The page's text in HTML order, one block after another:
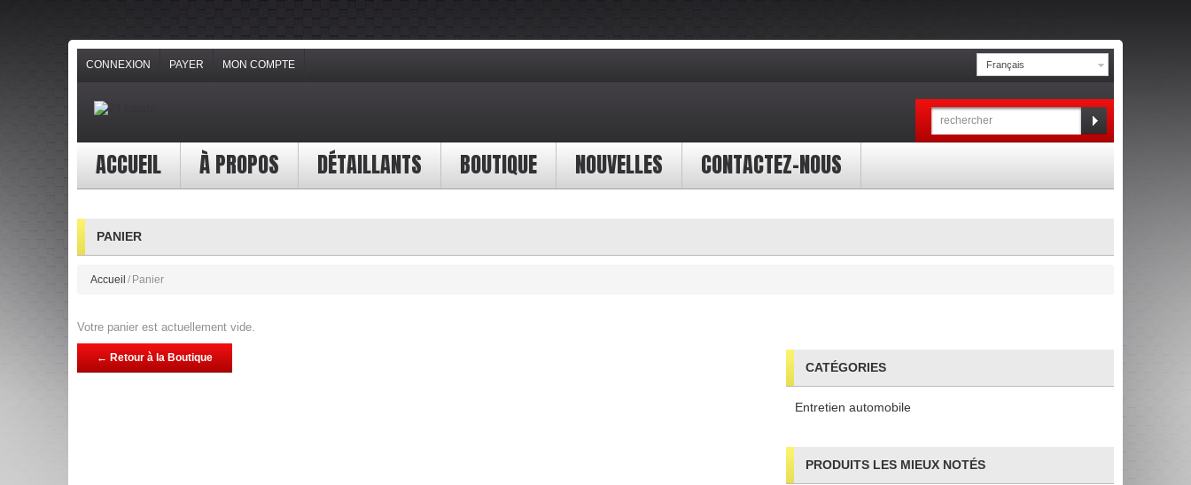
CONNEXION PAYER MON COMPTE Français
ACCUEIL À PROPOS DÉTAILLANTS BOUTIQUE NOUVELLES CONTACTEZ-NOUS
PANIER
Accueil / Panier
Votre panier est actuellement vide.
← Retour à la Boutique
CATÉGORIES
Entretien automobile
PRODUITS LES MIEUX NOTÉS